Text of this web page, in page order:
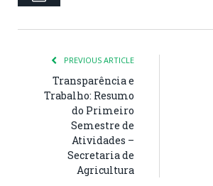
PREVIOUS ARTICLE
Transparência e
Trabalho: Resumo
do Primeiro
Semestre de
Atividades –
Secretaria de
Agricultura